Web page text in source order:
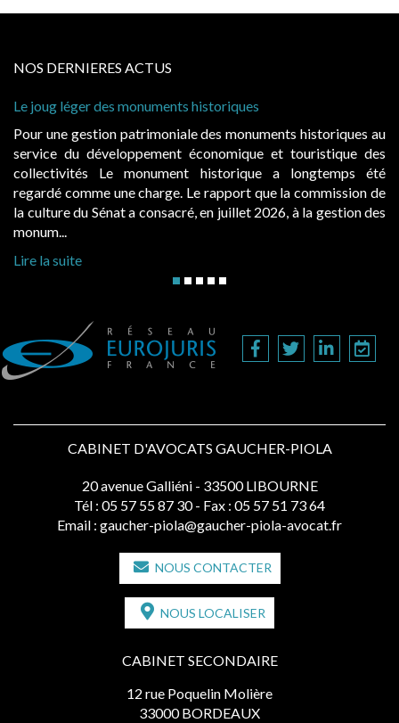
NOS DERNIERES ACTUS
Le joug léger des monuments historiques
Pour une gestion patrimoniale des monuments historiques au
service du développement économique et touristique des
collectivités Le monument historique a longtemps été
regardé comme une charge. Le rapport que la commission de
la culture du Sénat a consacré, en juillet 2026, à la gestion des
monum...
Lire la suite
CABINET D'AVOCATS GAUCHER-PIOLA
20 avenue Galliéni - 33500 LIBOURNE
Tél : 05 57 55 87 30 - Fax : 05 57 51 73 64
Email : gaucher-piola@gaucher-piola-avocat.fr
NOUS CONTACTER
NOUS LOCALISER
CABINET SECONDAIRE
12 rue Poquelin Molière
33000 BORDEAUX